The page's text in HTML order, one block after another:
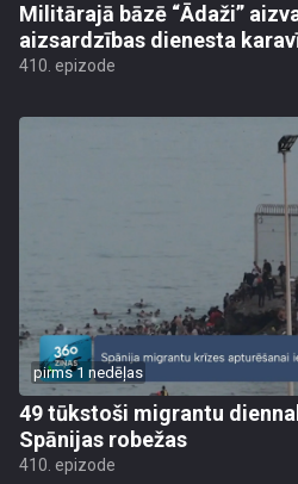
Militārajā bāzē “Ādaži”
aizsardzības dienesta
410. epizode
pirms 1 nedēļas
49 tūkstoši migrantu
Spānijas robežas
410. epizode